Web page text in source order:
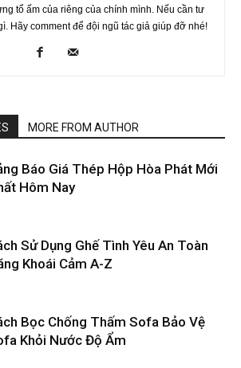
tổ ấm của riêng của chính mình. Nếu cần tư
Hãy comment để đội ngũ tác giả giúp đỡ nhé!
MORE FROM AUTHOR
Báo Giá Thép Hộp Hòa Phát Mới
Hôm Nay
Sử Dụng Ghế Tình Yêu An Toàn
Khoái Cảm A-Z
Bọc Chống Thấm Sofa Bảo Vệ
Khỏi Nước Độ Ẩm